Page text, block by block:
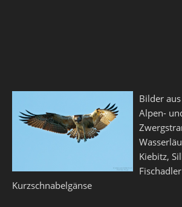
Bilder
Alpen-
Kiebitz,
Kurzschnabelgänse